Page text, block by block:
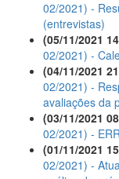
02/2021) -
(entrevistas)
(05/11/2021
02/2021) -
(04/11/2021
02/2021) -
avaliações da
(03/11/2021
02/2021) -
(01/11/2021
02/2021) -